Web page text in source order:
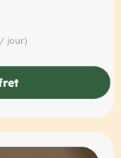
jour)